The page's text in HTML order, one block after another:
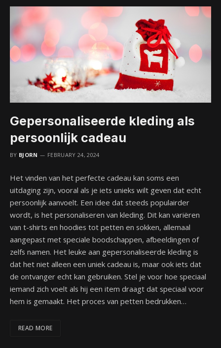
Gepersonaliseerde kleding als
persoonlijk cadeau
BY BJORN FEBRUARY 24, 2024
Het vinden van het perfecte cadeau kan soms een
uitdaging zijn, vooral als je iets unieks wilt geven dat echt
persoonlijk aanvoelt. Een idee dat steeds populairder
wordt, is het personaliseren van kleding. Dit kan variëren
van t-shirts en hoodies tot petten en sokken, allemaal
aangepast met speciale boodschappen, afbeeldingen of
zelfs namen. Het leuke aan gepersonaliseerde kleding is
dat het niet alleen een uniek cadeau is, maar ook iets dat
de ontvanger echt kan gebruiken. Stel je voor hoe speciaal
iemand zich voelt als hij een item draagt dat speciaal voor
hem is gemaakt. Het proces van petten bedrukken…
READ MORE